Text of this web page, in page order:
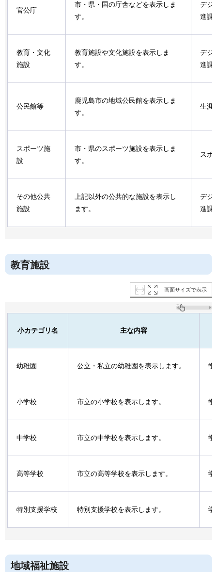
官公庁
市・県・国の庁舎などを表示しま
す。
デジ
進課
教育・文化
施設
教育施設や文化施設を表示しま
す。
デジ
進課
公民館等
鹿児島市の地域公民館を表示しま
す。
生涯
スポーツ施
設
市・県のスポーツ施設を表示しま
す。
スポ
その他公共
施設
上記以外の公共的な施設を表示し
ます。
デジ
進課
教育施設
画面サイズで表示
小カテゴリ名 主な内容
幼稚園 公立・私立の幼稚園を表示します。 学
小学校 市立の小学校を表示します。 学
中学校 市立の中学校を表示します。 学
高等学校 市立の高等学校を表示します。 学
特別支援学校 特別支援学校を表示します。 学
地域福祉施設